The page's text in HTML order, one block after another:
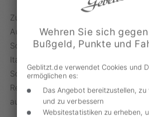
Zudem gilt es, sich vor der Abfahrt
Ausland geltenden Regeln für
Schneeketten vertraut zu machen. In
Italien und Österreich können die
Schneekettenpflicht anordnen. Diese
Regel wie auch in Deutschland
ausgewiesen.
Wehren Sie sich
Bußgeld, Punkte und
Geblitzt.de verwendet Cookies und
ermöglichen es:
Das Angebot bereitzustellen, zu
und zu verbessern
Websitestatistiken zu erheben,